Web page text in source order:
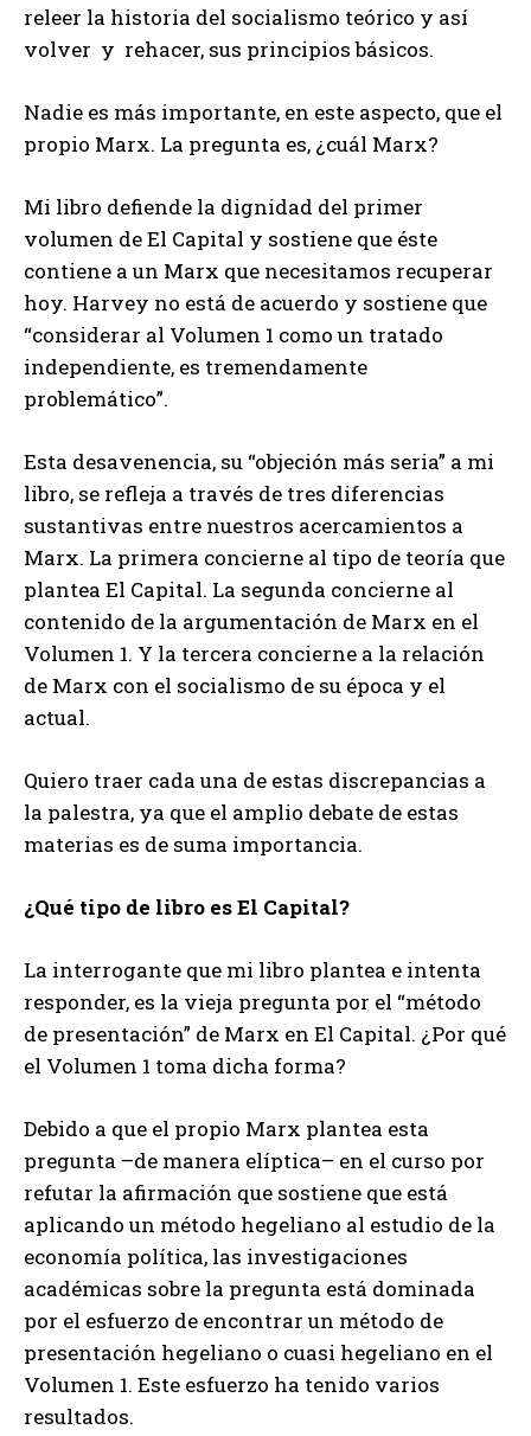
releer la historia del socialismo teórico y así
volver y rehacer, sus principios básicos.
Nadie es más importante, en este aspecto, que el
propio Marx. La pregunta es, ¿cuál Marx?
Mi libro defiende la dignidad del primer
volumen de El Capital y sostiene que éste
contiene a un Marx que necesitamos recuperar
hoy. Harvey no está de acuerdo y sostiene que
“considerar al Volumen 1 como un tratado
independiente, es tremendamente
problemático”.
Esta desavenencia, su “objeción más seria” a mi
libro, se refleja a través de tres diferencias
sustantivas entre nuestros acercamientos a
Marx. La primera concierne al tipo de teoría que
plantea El Capital. La segunda concierne al
contenido de la argumentación de Marx en el
Volumen 1. Y la tercera concierne a la relación
de Marx con el socialismo de su época y el
actual.
Quiero traer cada una de estas discrepancias a
la palestra, ya que el amplio debate de estas
materias es de suma importancia.
¿Qué tipo de libro es El Capital?
La interrogante que mi libro plantea e intenta
responder, es la vieja pregunta por el “método
de presentación” de Marx en El Capital. ¿Por qué
el Volumen 1 toma dicha forma?
Debido a que el propio Marx plantea esta
pregunta –de manera elíptica– en el curso por
refutar la afirmación que sostiene que está
aplicando un método hegeliano al estudio de la
economía política, las investigaciones
académicas sobre la pregunta está dominada
por el esfuerzo de encontrar un método de
presentación hegeliano o cuasi hegeliano en el
Volumen 1. Este esfuerzo ha tenido varios
resultados.